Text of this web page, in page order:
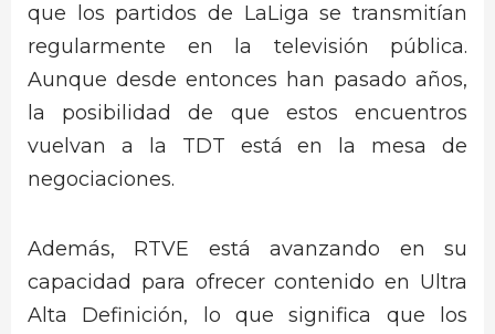
que los partidos de LaLiga se transmitían
regularmente en la televisión pública.
Aunque desde entonces han pasado años,
la posibilidad de que estos encuentros
vuelvan a la TDT está en la mesa de
negociaciones.
Además, RTVE está avanzando en su
capacidad para ofrecer contenido en Ultra
Alta Definición, lo que significa que los